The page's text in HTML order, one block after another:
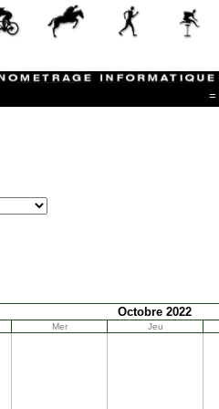
=
Octobre 2022
Mer Jeu